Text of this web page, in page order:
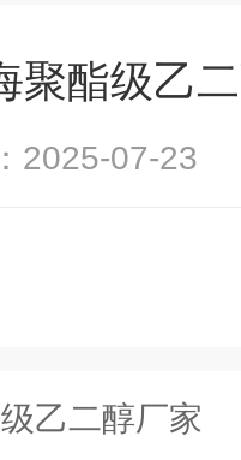
聚酯级乙
：2025-07-
乙二醇厂家